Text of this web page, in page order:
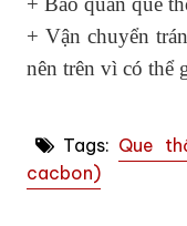
+ Vận chuyển
nên trên vì có thể
Tags: Que
cacbon)